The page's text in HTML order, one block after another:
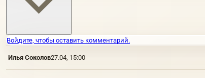
Войдите, чтобы оставить комментарий.
Илья Соколов27.04, 15:00